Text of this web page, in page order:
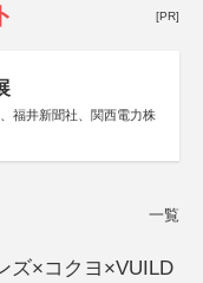
[PR]
福井新聞社、関西電力株
一覧
ズ×コクヨ×VUILD